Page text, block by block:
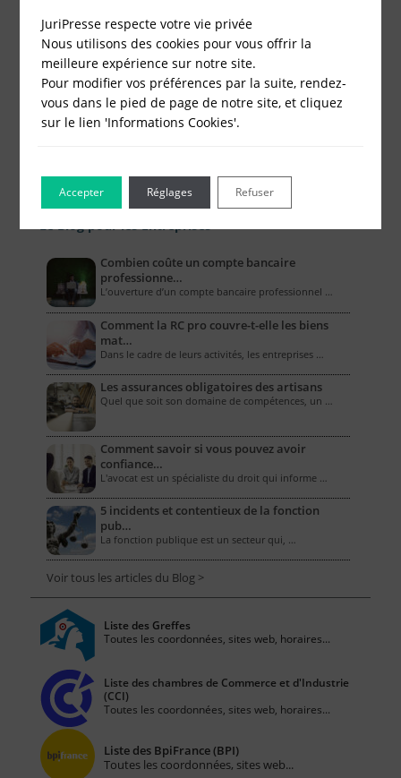
Combien coûte un compte bancaire
professionne…
L’ouverture d’un compte bancaire professionnel …
Comment la RC pro couvre-t-elle les biens
mat…
Dans le cadre de leurs activités, les entreprises …
Les assurances obligatoires des artisans
Quel que soit son domaine de compétences, un …
Comment savoir si vous pouvez avoir
confiance…
L'avocat est un spécialiste du droit qui informe …
5 incidents et contentieux de la fonction
pub…
La fonction publique est un secteur qui, …
Voir tous les articles du Blog >
Liste des Greffes
Toutes les coordonnées, sites web, horaires...
Liste des chambres de Commerce et d'Industrie
(CCI)
Toutes les coordonnées, sites web, horaires...
Liste des BpiFrance (BPI)
Toutes les coordonnées, sites web...
JuriPresse respecte votre vie privée
Nous utilisons des cookies pour vous offrir la
meilleure expérience sur notre site.
Pour modifier vos préférences par la suite, rendez-
vous dans le pied de page de notre site, et cliquez
sur le lien 'Informations Cookies'.
Accepter Refuser
Réglages